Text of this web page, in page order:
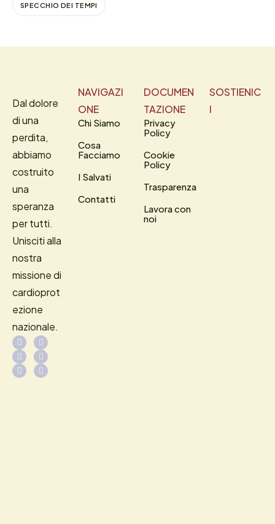
SPECCHIO DEI TEMPI
Dal dolore
di una
perdita,
abbiamo
costruito
una
speranza
per tutti.
Unisciti alla
nostra
missione di
cardioprot
ezione
nazionale.
NAVIGAZI
ONE
Chi Siamo
Cosa
Facciamo
I Salvati
Contatti
DOCUMEN
TAZIONE
Privacy
Policy
Cookie
Policy
Trasparenza
Lavora con
noi
SOSTIENIC
I